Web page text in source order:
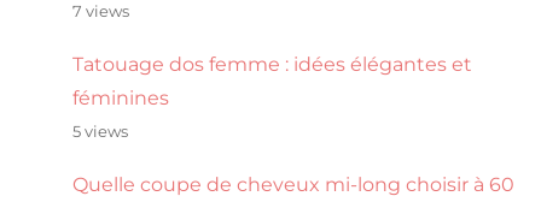
7 views
Tatouage dos femme : idées élégantes et
féminines
5 views
Quelle coupe de cheveux mi-long choisir à 60